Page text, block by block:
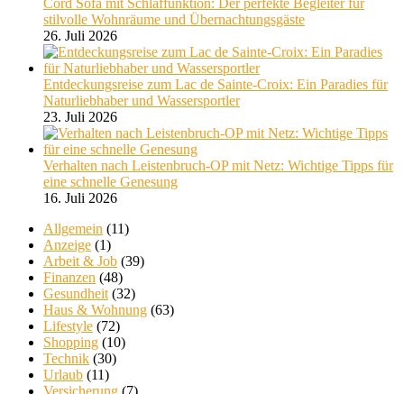
stilvolle Wohnräume und Übernachtungsgäste
26. Juli 2026
Entdeckungsreise zum Lac de Sainte-Croix: Ein Paradies für
Naturliebhaber und Wassersportler
23. Juli 2026
Verhalten nach Leistenbruch-OP mit Netz: Wichtige Tipps für
eine schnelle Genesung
16. Juli 2026
Allgemein (11)
Anzeige (1)
Arbeit & Job (39)
Finanzen (48)
Gesundheit (32)
Haus & Wohnung (63)
Lifestyle (72)
Shopping (10)
Technik (30)
Urlaub (11)
Versicherung (7)